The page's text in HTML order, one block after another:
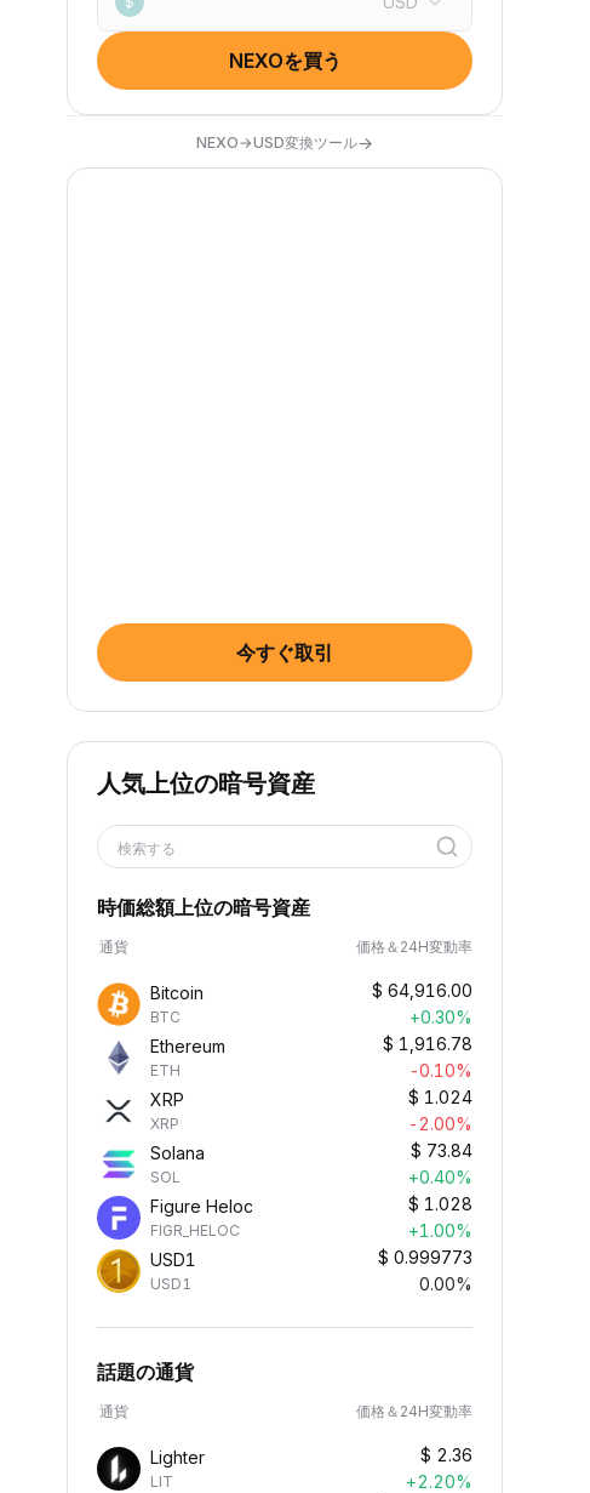
NEXOを買う
NEXO→USD変換ツール→
今すぐ取引
人気上位の暗号資産
検索する
時価総額上位の暗号資産
通貨 価格＆24H変動率
Bitcoin
BTC
$ 64,916.00
+0.30%
Ethereum
ETH
$ 1,916.78
-0.10%
XRP
XRP
$ 1.024
-2.00%
Solana
SOL
$ 73.84
+0.40%
Figure Heloc
FIGR_HELOC
$ 1.028
+1.00%
USD1
USD1
$ 0.999773
0.00%
話題の通貨
通貨 価格＆24H変動率
Lighter
LIT
$ 2.36
+2.20%